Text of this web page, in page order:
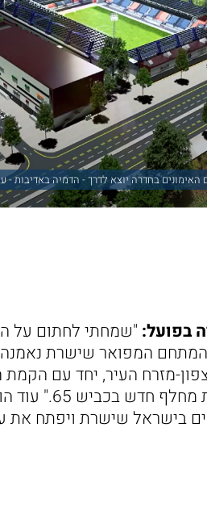
בחדרה יוצא לדרך - הדמיה באדיבות -
בפועל: "שמחתי לחתום על
המפואר שישרת נאמנה
צפון-מזרח העיר, יחד עם
מזרח, הרחבת
בישראל שישרת ויפתח את